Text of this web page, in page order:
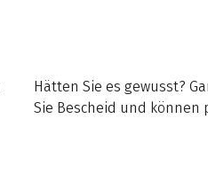
Hätten Sie es gewusst?
Sie Bescheid und können